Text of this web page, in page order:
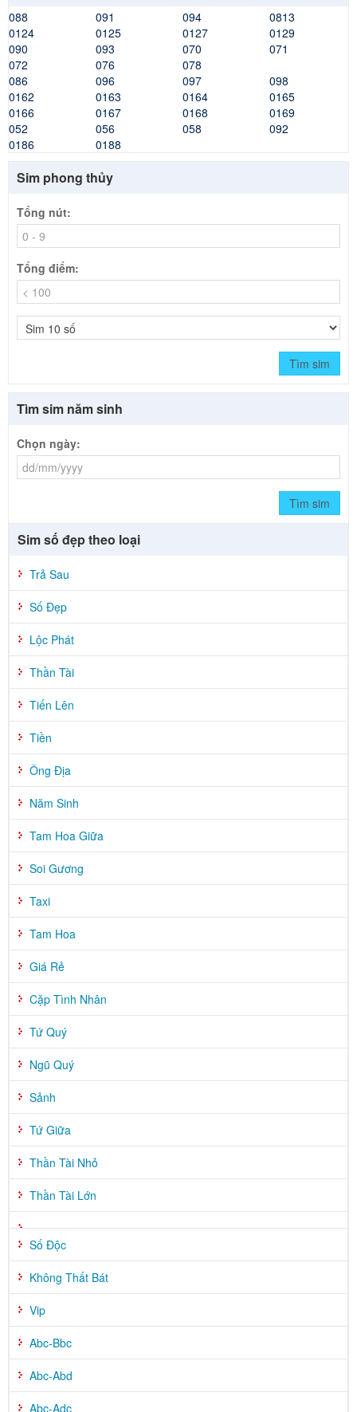
088 091 094
0813
0124
0125 0127
0129
090
093 070
071
072
076
078
086
096 097
098
0162
0163 0164
0165
0166
0167 0168
0169
052
056 058
092
0186
0188
Sim phong thủy
Tổng nút:
Tổng điểm:
Tìm sim
Tìm sim năm sinh
Chọn ngày:
Tìm sim
Sim số đẹp theo loại
Trả Sau
Số Đẹp
Lộc Phát
Thần Tài
Tiến Lên
Tiền
Ông Địa
Năm Sinh
Tam Hoa Giữa
Soi Gương
Taxi
Tam Hoa
Giá Rẻ
Cặp Tình Nhân
Tứ Quý
Ngũ Quý
Sảnh
Tứ Giữa
Thần Tài Nhỏ
Thần Tài Lớn
Số Độc
Không Thất Bát
Vip
Abc-Bbc
Abc-Abd
Abc-Adc